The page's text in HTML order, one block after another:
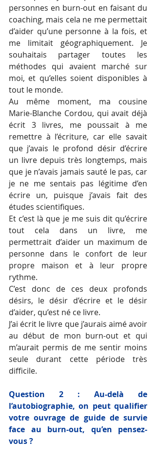
personnes en burn-out en faisant du
coaching, mais cela ne me permettait
d’aider qu’une personne à la fois, et
me limitait géographiquement. Je
souhaitais partager toutes les
méthodes qui avaient marché sur
moi, et qu’elles soient disponibles à
tout le monde.
Au même moment, ma cousine
Marie-Blanche Cordou, qui avait déjà
écrit 3 livres, me poussait à me
remettre à l’écriture, car elle savait
que j’avais le profond désir d’écrire
un livre depuis très longtemps, mais
que je n’avais jamais sauté le pas, car
je ne me sentais pas légitime d’en
écrire un, puisque j’avais fait des
études scientifiques.
Et c’est là que je me suis dit qu’écrire
tout cela dans un livre, me
permettrait d’aider un maximum de
personne dans le confort de leur
propre maison et à leur propre
rythme.
C’est donc de ces deux profonds
désirs, le désir d’écrire et le désir
d’aider, qu’est né ce livre.
J’ai écrit le livre que j’aurais aimé avoir
au début de mon burn-out et qui
m’aurait permis de me sentir moins
seule durant cette période très
difficile.
Question 2 : Au-delà de
l’autobiographie, on peut qualifier
votre ouvrage de guide de survie
face au burn-out, qu’en pensez-
vous ?